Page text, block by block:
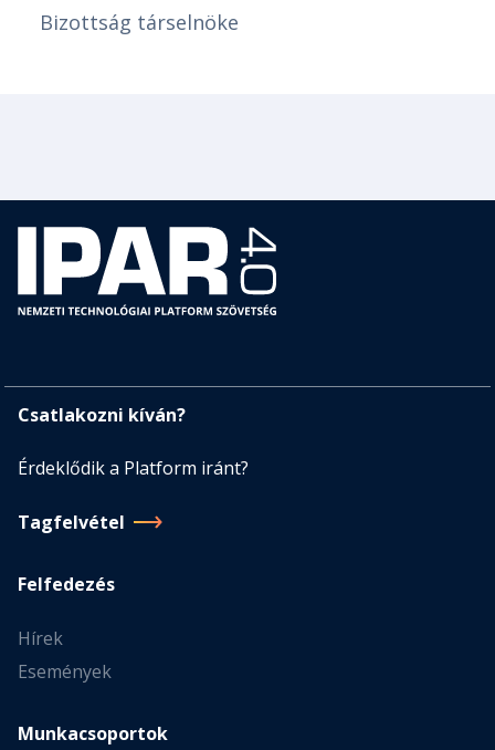
Bizottság társelnöke
Csatlakozni kíván?
Érdeklődik a Platform iránt?
Tagfelvétel
Felfedezés
Hírek
Események
Munkacsoportok